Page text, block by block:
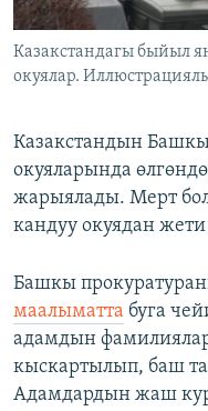
Казакстандагы быйыл
окуялар.
Казакстандын
окуяларында
жарыялады. Мерт
кандуу окуядан
Башкы
маалыматта буга
адамдын
кыскартылып, баш
Адамдардын жаш